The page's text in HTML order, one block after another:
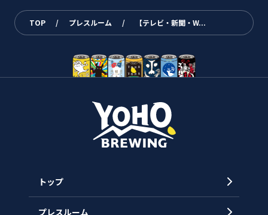
TOP / プレスルーム / 【テレビ・新聞・W...
トップ
プレスルーム